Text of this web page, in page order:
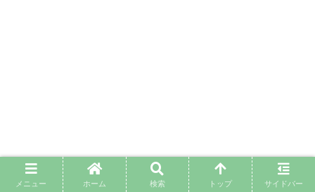
メニュー ホーム 検索 トップ サイドバー